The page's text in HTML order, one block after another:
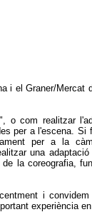
i el Graner/Mercat
o com realitzar
per a l'escena. Si
per a la
una adaptació
la coreografia,
i
experiència en